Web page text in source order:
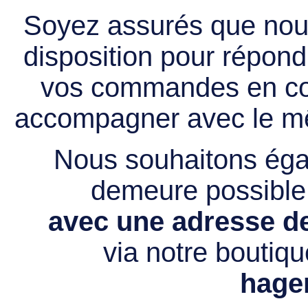
Soyez assurés que
disposition pour
vos commandes en
accompagner avec le
Nous souhaitons
demeure
avec une adresse
via notre